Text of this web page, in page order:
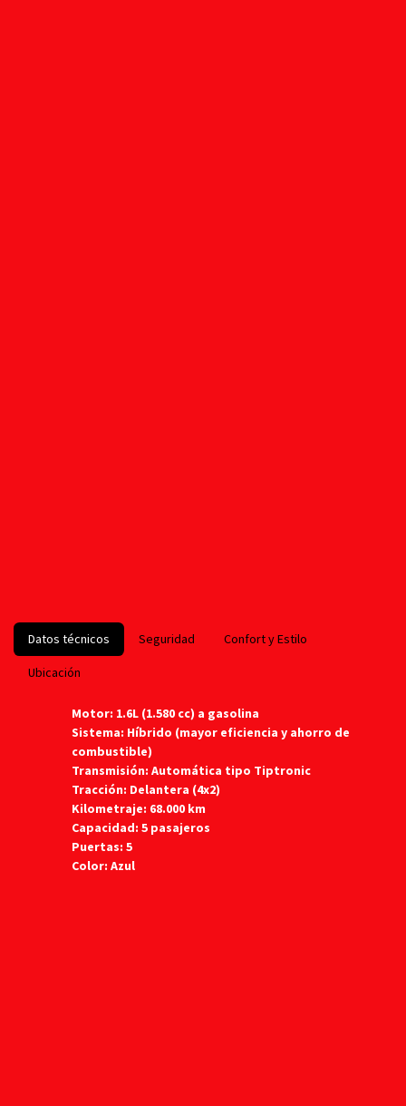
Datos técnicos Seguridad Confort y Estilo
Ubicación
Motor: 1.6L (1.580 cc) a gasolina
Sistema: Híbrido (mayor eficiencia y ahorro de
combustible)
Transmisión: Automática tipo Tiptronic
Tracción: Delantera (4x2)
Kilometraje: 68.000 km
Capacidad: 5 pasajeros
Puertas: 5
Color: Azul